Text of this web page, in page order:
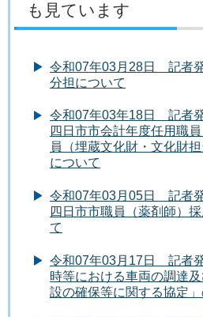
も見ています
令和07年03月28日 記者
分担について
令和07年03年18日 記者
四日市市会計年度任用職
員（埋蔵文化財・文化財
について
令和07年03月05日 記者
四日市市職員（薬剤師）
て
令和07年03月17日 記者
時等における車両の調達
設の確保等に関する協定